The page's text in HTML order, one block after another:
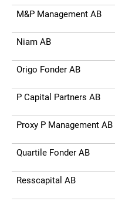
M&P Management AB
Niam AB
Origo Fonder AB
P Capital Partners AB
Proxy P Management AB
Quartile Fonder AB
Resscapital AB